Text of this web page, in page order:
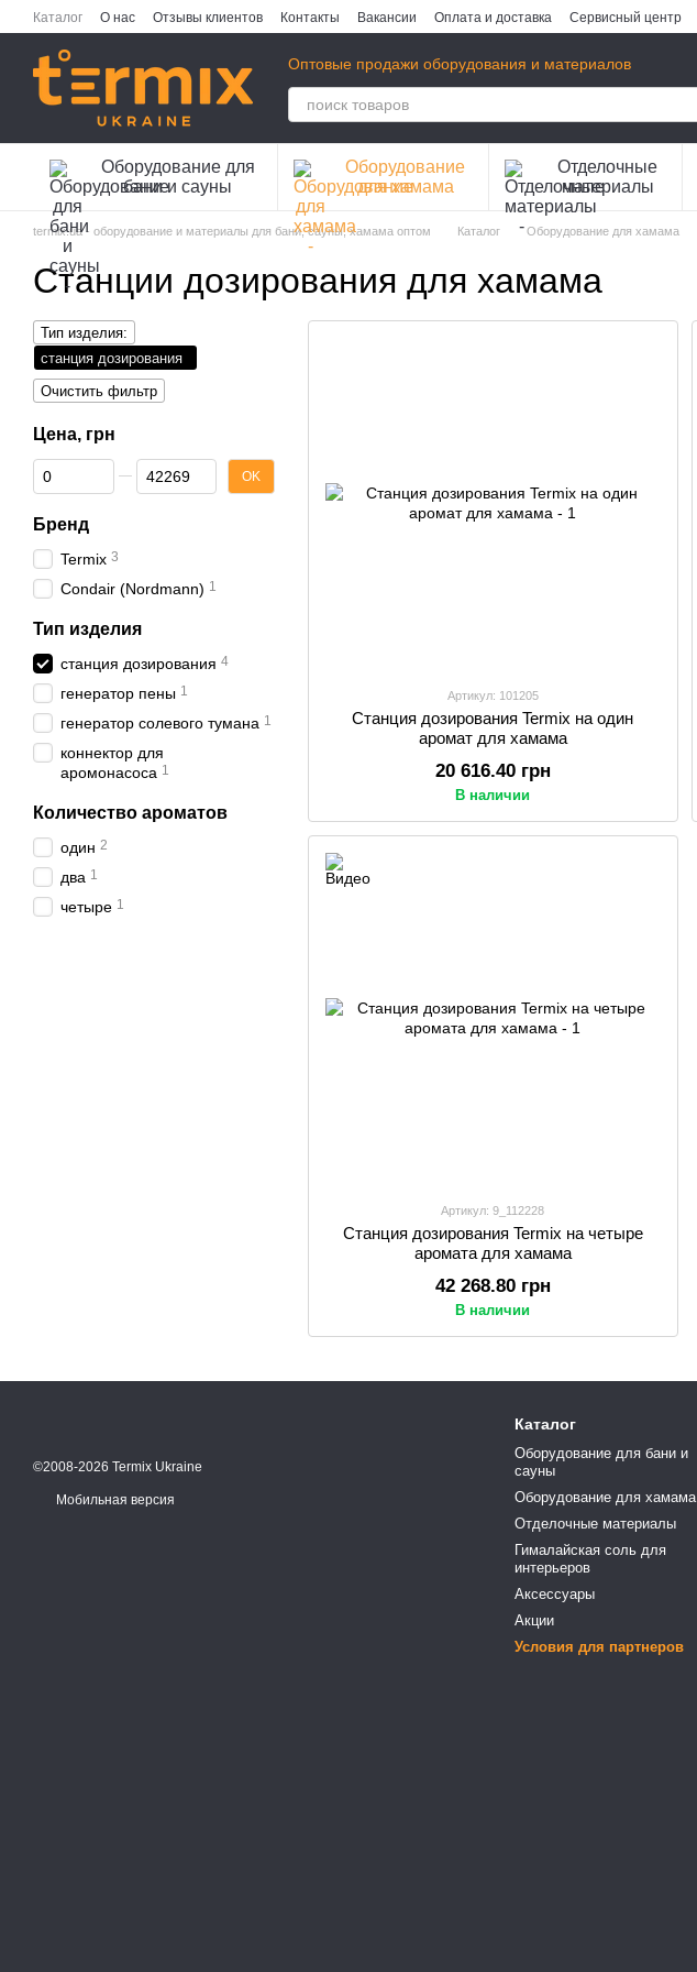
Перейти к основному контенту
Каталог О нас Отзывы клиентов Контакты Вакансии Оплата и доставка Сервисный центр
Оптовые продажи оборудования и материалов
Оборудование для
бани и сауны
Оборудование
для хамама
Отделочные
материалы
termix.ua - оборудование и материалы для бани, сауны, хамама оптом Каталог Оборудование для хамама
Станции дозирования для хамама
Артикул: 101205
Станция дозирования Termix на один
аромат для хамама
20 616.40 грн
В наличии
Артикул: 9_112228
Станция дозирования Termix на четыре
аромата для хамама
42 268.80 грн
В наличии
Тип изделия:
станция дозирования
Очистить фильтр
Цена, грн
От Цена, грн
До Цена, грн OK
Бренд
Termix 3
Condair (Nordmann) 1
Тип изделия
станция дозирования 4
генератор пены 1
генератор солевого тумана 1
коннектор для
аромонасоса 1
Количество ароматов
один 2
два 1
четыре 1
©2008-2026 Termix Ukraine
Мобильная версия
Каталог
Оборудование для бани и
сауны
Оборудование для хамама
Отделочные материалы
Гималайская соль для
интерьеров
Аксессуары
Акции
Условия для партнеров